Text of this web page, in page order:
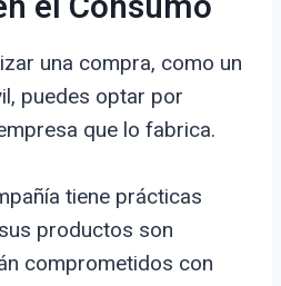
una compra, como un
puedes optar por
que lo fabrica.
tiene prácticas
productos son
comprometidos con